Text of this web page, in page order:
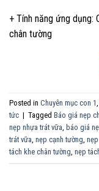
+ Tính năng ứng dụng:
chân tường
Posted in Chuyên mục con 1,
tức | Tagged Báo giá nẹp
nẹp nhựa trát vữa, báo giá
trát vữa, nẹp cạnh tường,
tách khe chân tường, nẹp